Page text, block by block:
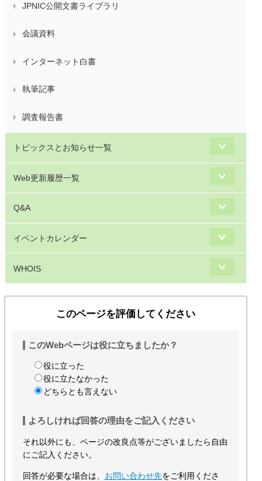
JPNIC公開文書ライブラリ
会議資料
インターネット白書
執筆記事
調査報告書
トピックスとお知らせ一覧
Web更新履歴一覧
Q&A
イベントカレンダー
WHOIS
このページを評価してください
このWebページは役に立ちましたか？
役に立った
役に立たなかった
どちらとも言えない
よろしければ回答の理由をご記入ください
それ以外にも、ページの改良点等がございましたら自由
にご記入ください。
回答が必要な場合は、 お問い合わせ先をご利用くださ